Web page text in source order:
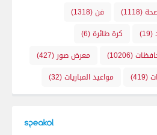
(1118) فن(1318)
(19) كرة طائرة(6)
(10206) معرض صور (427)
(419) مواعيد المباريات(32)